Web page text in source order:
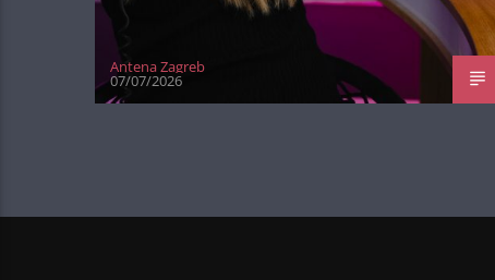
Antena Zagreb
07/07/2026